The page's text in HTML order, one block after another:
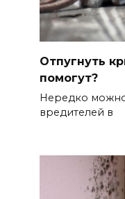
Отпугнуть
помогут?
Нередко можно
вредителей в